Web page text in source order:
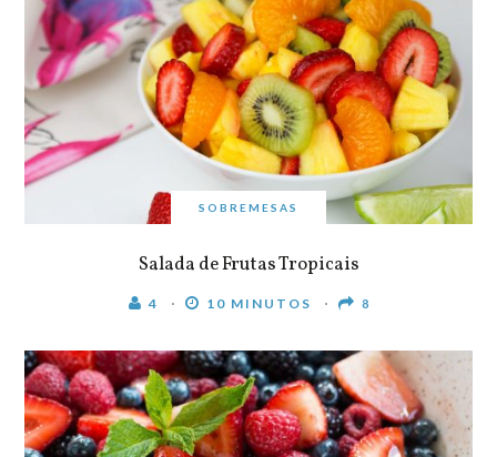
SOBREMESAS
Salada de Frutas Tropicais
4 10 MINUTOS 8